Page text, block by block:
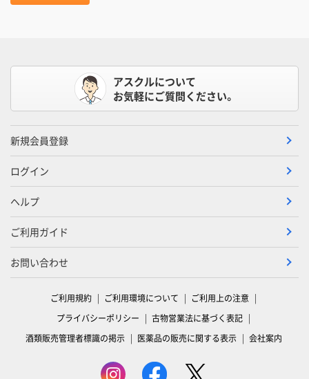
アスクルについて
お気軽にご質問ください。
新規会員登録
ログイン
ヘルプ
ご利用ガイド
お問い合わせ
ご利用規約 ご利用環境について
ご利用上の注意
プライバシーポリシー
古物営業法に基づく表記
酒類販売管理者標識の掲示
医薬品の販売に関する表示 会社案内